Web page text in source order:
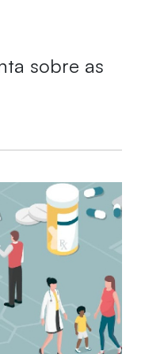
sobre as